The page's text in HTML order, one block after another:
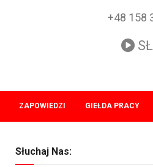
+48 158
ZAPOWIEDZI GIEŁDA PRACY
Słuchaj Nas: